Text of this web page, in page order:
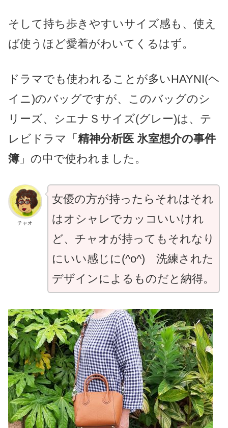
そして持ち歩きやすいサイズ感も、使え
ば使うほど愛着がわいてくるはず。
ドラマでも使われることが多いHAYNI(ヘ
イニ)のバッグですが、このバッグのシ
リーズ、シエナＳサイズ(グレー)は、テ
レビドラマ「 精神分析医 氷室想介の事件
簿 」の中で使われました。
チャオ
女優の方が持ったらそれはそれ
はオシャレでカッコいいけれ
ど、チャオが持ってもそれなり
にいい感じに(^o^) 洗練された
デザインによるものだと納得。